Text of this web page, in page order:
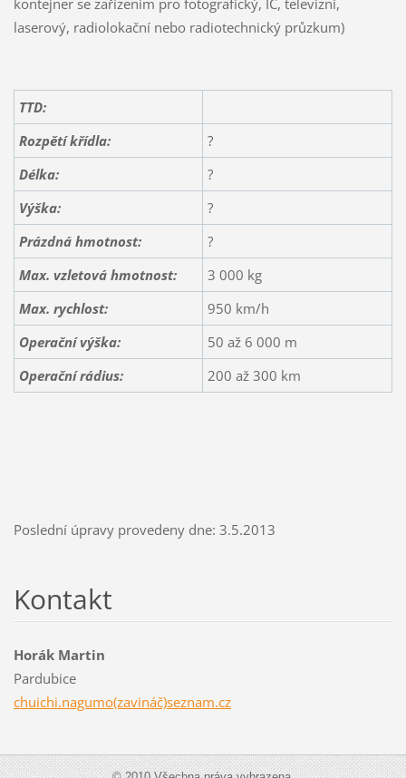
laserový, radiolokační nebo radiotechnický průzkum)
TTD:
Rozpětí křídla:
?
Délka:
?
Výška:
?
Prázdná hmotnost:
?
Max. vzletová hmotnost:
3 000 kg
Max. rychlost:
950 km/h
Operační výška:
50 až 6 000 m
Operační rádius:
200 až 300 km
Poslední úpravy provedeny dne: 3.5.2013
Kontakt
Horák Martin
Pardubice
chuichi.nagumo(zavináč)seznam.cz